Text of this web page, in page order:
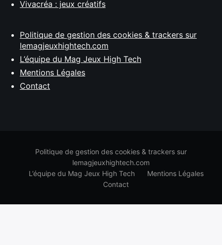
Vivacréa : jeux créatifs
Politique de gestion des cookies & trackers sur
lemagjeuxhightech.com
L’équipe du Mag Jeux High Tech
Mentions Légales
Contact
Politique de gestion des cookies & trackers sur
lemagjeuxhightech.com
L’équipe du Mag Jeux High Tech
Mentions Légales
Contact